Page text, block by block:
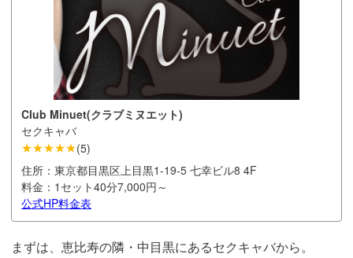
Club Minuet(クラブミヌエット)
セクキャバ
★★★★★(5)
住所： 東京都目黒区上目黒1-19-5 七幸ビル8 4F
料金： 1セット40分7,000円～
公式HP料金表
まずは、恵比寿の隣・中目黒にあるセクキャバから。